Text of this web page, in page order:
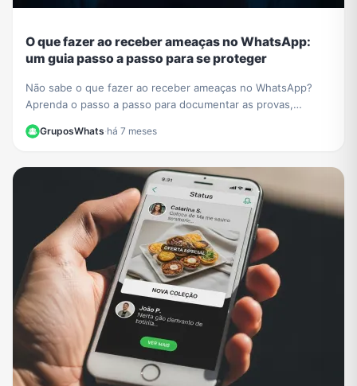
O que fazer ao receber ameaças no WhatsApp:
um guia passo a passo para se proteger
Não sabe o que fazer ao receber ameaças no WhatsApp?
Aprenda o passo a passo para documentar as provas,
GruposWhats·há 7 meses